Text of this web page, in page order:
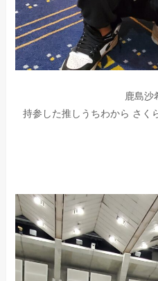
鹿島沙
持参した推しうちわから さく